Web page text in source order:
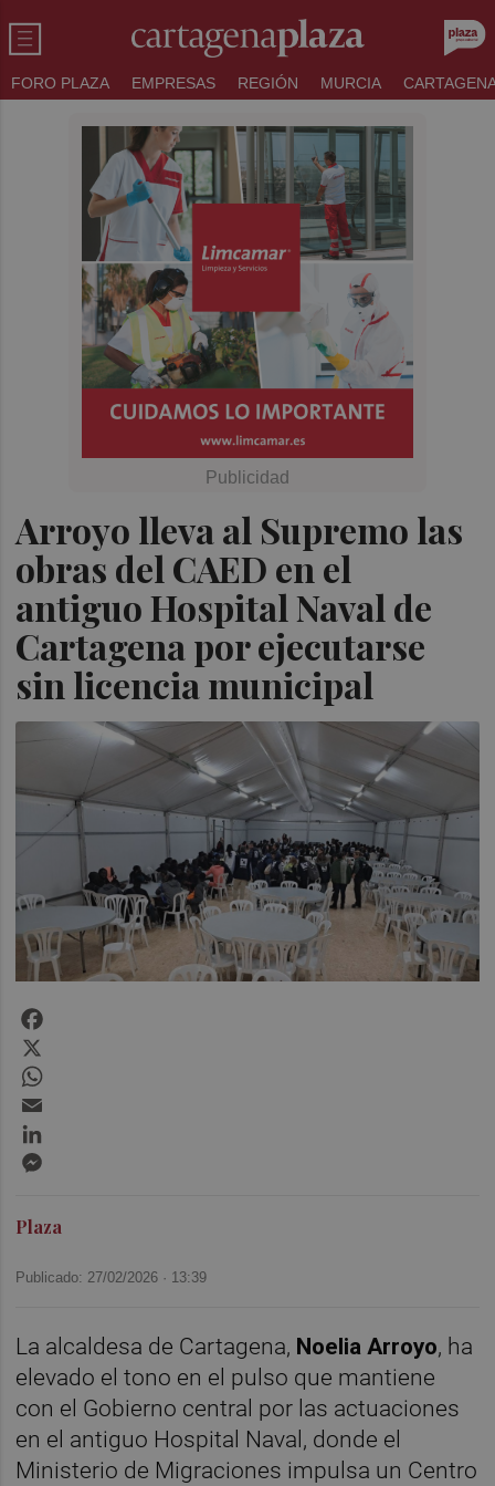
FORO PLAZA EMPRESAS REGIÓN MURCIA
Arroyo lleva al Supremo las
obras del CAED en el
antiguo Hospital Naval de
Cartagena por ejecutarse
sin licencia municipal
Plaza
Publicado: 27/02/2026 · 13:39
La alcaldesa de Cartagena, Noelia Arroyo, ha
elevado el tono en el pulso que mantiene
con el Gobierno central por las actuaciones
en el antiguo Hospital Naval, donde el
Ministerio de Migraciones impulsa un Centro